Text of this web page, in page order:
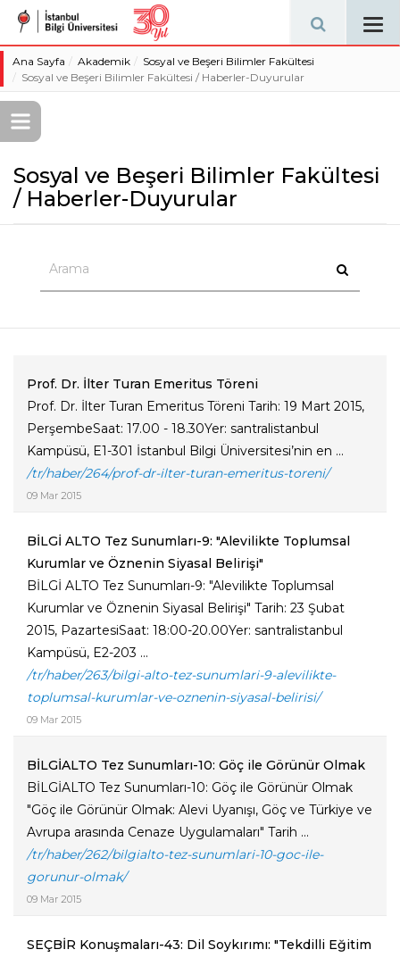
Ana Sayfa Akademik
Sosyal ve Beşeri Bilimler Fakültesi
Sosyal ve Beşeri Bilimler Fakültesi / Haberler-Duyurular
Sosyal ve Beşeri Bilimler Fakültesi
/ Haberler-Duyurular
Prof. Dr. İlter Turan Emeritus Töreni
Prof. Dr. İlter Turan Emeritus Töreni Tarih: 19 Mart 2015,
PerşembeSaat: 17.00 - 18.30Yer: santralistanbul
Kampüsü, E1-301 İstanbul Bilgi Üniversitesi’nin en ...
/tr/haber/264/prof-dr-ilter-turan-emeritus-toreni/
09 Mar 2015
BİLGİ ALTO Tez Sunumları-9: "Alevilikte Toplumsal
Kurumlar ve Öznenin Siyasal Belirişi"
BİLGİ ALTO Tez Sunumları-9: "Alevilikte Toplumsal
Kurumlar ve Öznenin Siyasal Belirişi" Tarih: 23 Şubat
2015, PazartesiSaat: 18:00-20.00Yer: santralistanbul
Kampüsü, E2-203 ...
/tr/haber/263/bilgi-alto-tez-sunumlari-9-alevilikte-
toplumsal-kurumlar-ve-oznenin-siyasal-belirisi/
09 Mar 2015
BİLGİALTO Tez Sunumları-10: Göç ile Görünür Olmak
BİLGİALTO Tez Sunumları-10: Göç ile Görünür Olmak
"Göç ile Görünür Olmak: Alevi Uyanışı, Göç ve Türkiye ve
Avrupa arasında Cenaze Uygulamaları" Tarih ...
/tr/haber/262/bilgialto-tez-sunumlari-10-goc-ile-
gorunur-olmak/
09 Mar 2015
SEÇBİR Konuşmaları-43: Dil Soykırımı: "Tekdilli Eğitim